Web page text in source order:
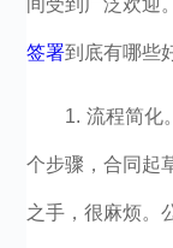
间受到广泛欢迎
签署到底有哪些
1.流程简化
个步骤，合同起
之手，很麻烦。